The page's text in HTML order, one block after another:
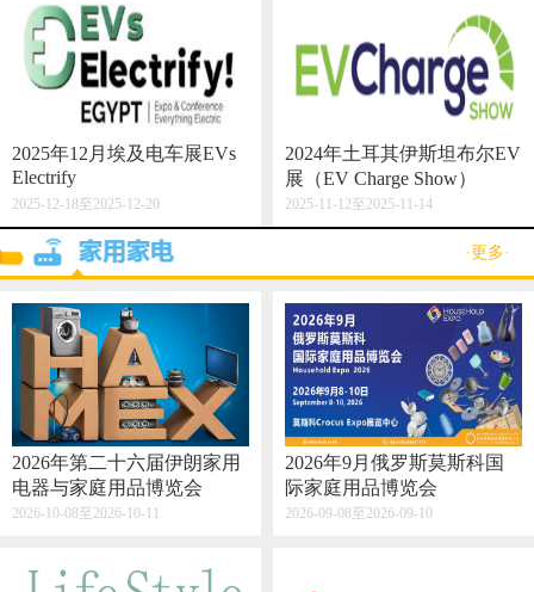
2025年12月埃及电车展EVs
Electrify
2025-12-18至2025-12-20
2024年土耳其伊斯坦布尔EV
展（EV Charge Show）
2025-11-12至2025-11-14
·更多·
2026年第二十六届伊朗家用
电器与家庭用品博览会
2026-10-08至2026-10-11
2026年9月俄罗斯莫斯科国
际家庭用品博览会
2026-09-08至2026-09-10